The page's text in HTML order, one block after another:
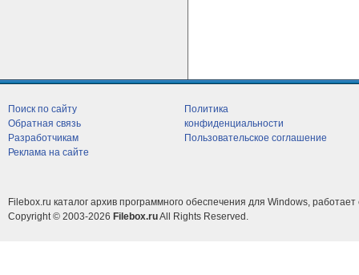
Поиск по сайту
Обратная связь
Разработчикам
Реклама на сайте
Политика
конфиденциальности
Пользовательское соглашение
Filebox.ru каталог архив программного обеспечения для Windows, работает
Copyright © 2003-2026 Filebox.ruAll Rights Reserved.